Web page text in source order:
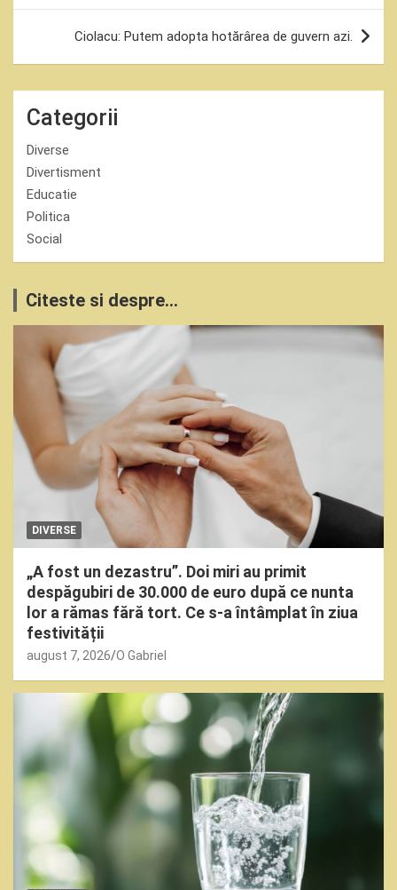
articole
Ciolacu: Putem adopta hotărârea de guvern azi.
Categorii
Diverse
Divertisment
Educatie
Politica
Social
Citeste si despre...
DIVERSE
„A fost un dezastru”. Doi miri au primit
despăgubiri de 30.000 de euro după ce nunta
lor a rămas fără tort. Ce s-a întâmplat în ziua
festivității
august 7, 2026 O Gabriel